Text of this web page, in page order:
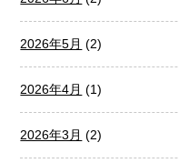
2026年5月 (2)
2026年4月 (1)
2026年3月 (2)